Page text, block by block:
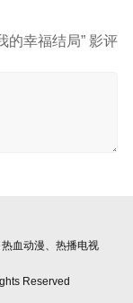
的幸福结局” 影评
血动漫、热播电视
Reserved